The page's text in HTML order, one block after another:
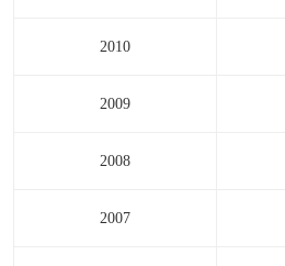
2010
2009
2008
2007